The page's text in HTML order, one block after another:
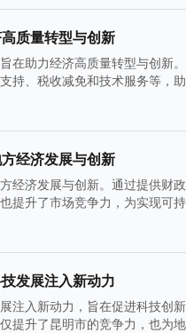
质量转型与创新
在助力经济高质量转型与创新
持、税收减免和技术服务等，
经济发展与创新
经济发展与创新。通过提供财
提升了市场竞争力，为实现可
发展注入新动力
注入新动力，旨在促进科技创
提升了昆明市的竞争力，也为